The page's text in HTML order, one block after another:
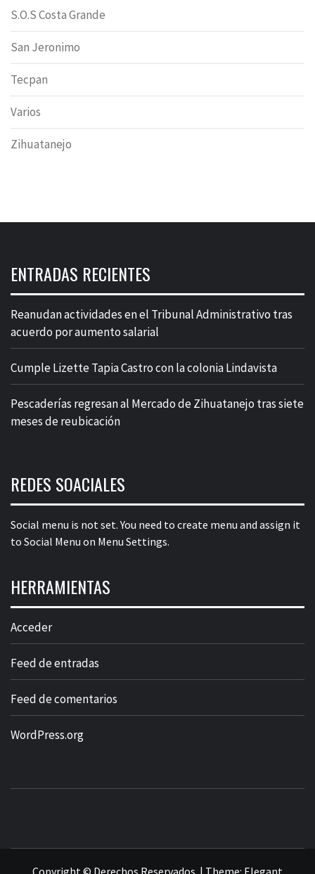
S.O.S Costa Grande
San Jeronimo
Tecpan
Varios
Zihuatanejo
ENTRADAS RECIENTES
Reanudan actividades en el Tribunal Administrativo tras
acuerdo por aumento salarial
Cumple Lizette Tapia Castro con la colonia Lindavista
Pescaderías regresan al Mercado de Zihuatanejo tras siete
meses de reubicación
REDES SOACIALES
Social menu is not set. You need to create menu and assign it
to Social Menu on Menu Settings.
HERRAMIENTAS
Acceder
Feed de entradas
Feed de comentarios
WordPress.org
Copyright © Derechos Reservados. | Theme: Elegant